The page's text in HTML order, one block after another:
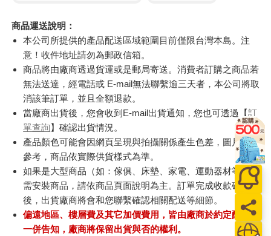
商品運送說明：
本公司所提供的產品配送區域範圍目前僅限台灣本島。注
意！收件地址請勿為郵政信箱。
商品將由廠商透過貨運或是郵局寄送。消費者訂購之商品若
無法送達，經電話或 E-mail無法聯繫逾三天者，本公司將取
消該筆訂單，並且全額退款。
當廠商出貨後，您會收到E-mail出貨通知，您也可透過【訂
單查詢 】確認出貨情況。
產品顏色可能會因網頁呈現與拍攝關係產生色差，圖片僅供
參考，商品依實際供貨樣式為準。
如果是大型商品（如：傢俱、床墊、家電、運動器材等）及
需安裝商品，請依商品頁面說明為主。訂單完成收款確認
後，出貨廠商將會和您聯繫確認相關配送等細節。
偏遠地區、樓層費及其它加價費用，皆由廠商於約定配送時
一併告知，廠商將保留出貨與否的權利。